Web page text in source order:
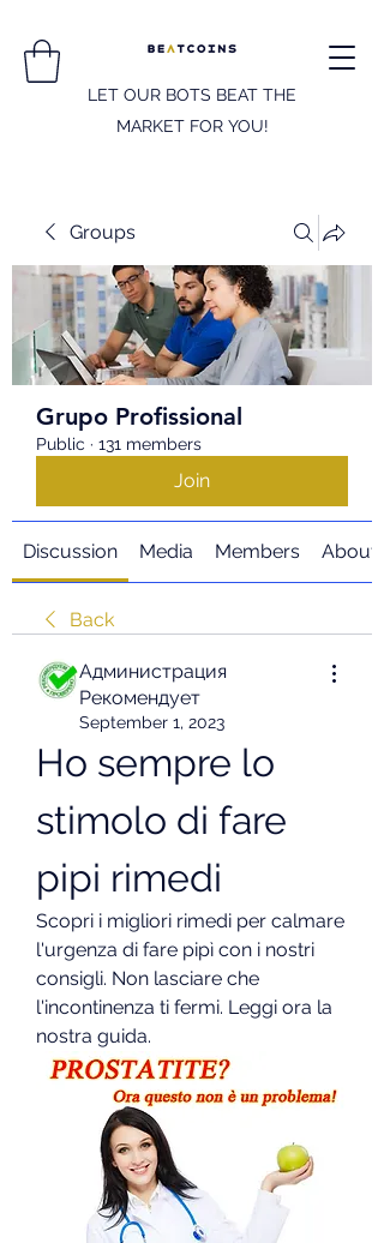
LET OUR BOTS BEAT THE
MARKET FOR YOU!
Groups
Grupo Profissional
Public · 131 members
Join
Discussion Media Members About
Back
Администрация
Рекомендует
September 1, 2023
Ho sempre lo
stimolo di fare
pipi rimedi
Scopri i migliori rimedi per calmare
l'urgenza di fare pipì con i nostri
consigli. Non lasciare che
l'incontinenza ti fermi. Leggi ora la
nostra guida.